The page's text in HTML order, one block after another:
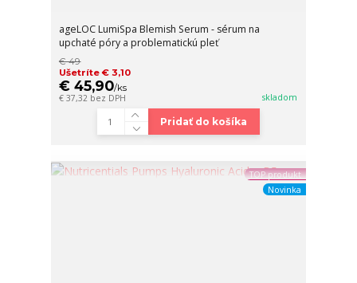
ageLOC LumiSpa Blemish Serum - sérum na
upchaté póry a problematickú pleť
€ 49
Ušetríte € 3,10
€ 45,90/ks
€ 37,32 bez DPH skladom
Pridať do košíka
TOP produkt
Novinka